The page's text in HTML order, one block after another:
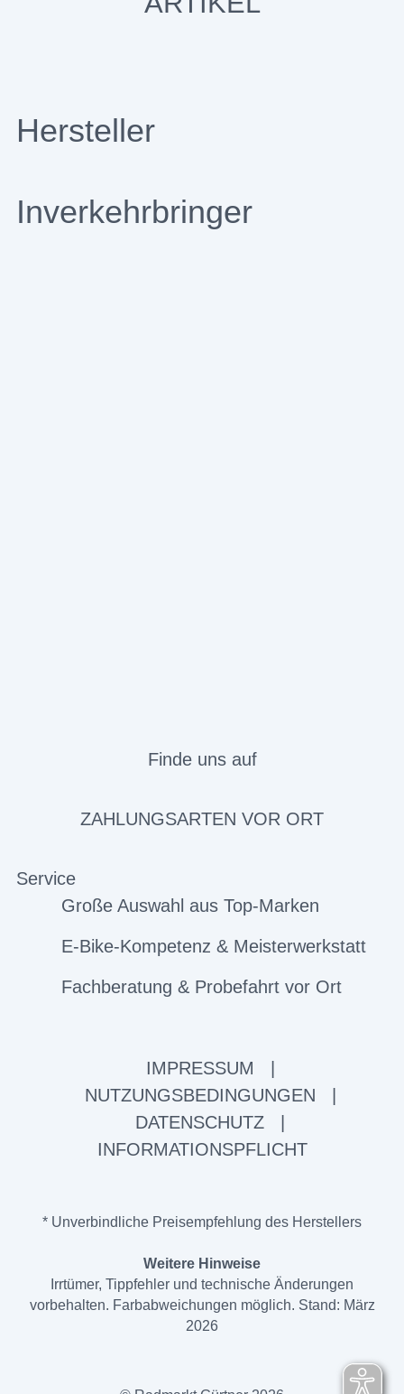
Hersteller
Inverkehrbringer
Finde uns auf
ZAHLUNGSARTEN VOR ORT
Service
Große Auswahl aus Top-Marken
E-Bike-Kompetenz & Meisterwerkstatt
Fachberatung & Probefahrt vor Ort
IMPRESSUM
NUTZUNGSBEDINGUNGEN
DATENSCHUTZ
INFORMATIONSPFLICHT
* Unverbindliche Preisempfehlung des Herstellers
Weitere Hinweise
Irrtümer, Tippfehler und technische Änderungen
vorbehalten. Farbabweichungen möglich. Stand: März
2026